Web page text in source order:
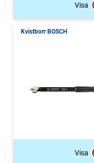
Visa
Kvistborr BOSCH
Visa